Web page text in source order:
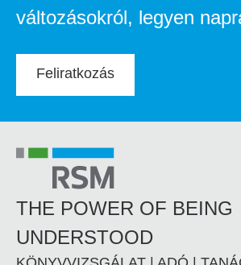
változásokról, legyen
Feliratkozás
THE POWER OF BEING
UNDERSTOOD